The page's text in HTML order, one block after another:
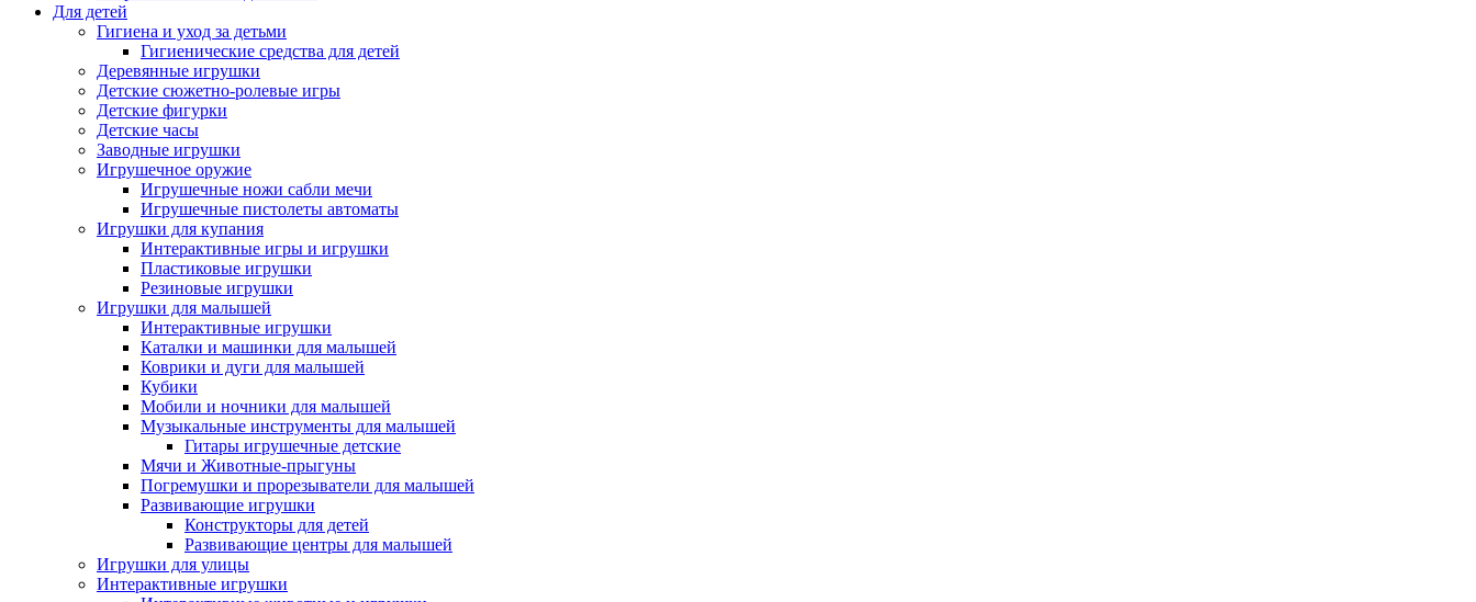
Для детей
Гигиена и уход за детьми
Гигиенические средства для детей
Деревянные игрушки
Детские сюжетно-ролевые игры
Детские фигурки
Детские часы
Заводные игрушки
Игрушечное оружие
Игрушечные ножи сабли мечи
Игрушечные пистолеты автоматы
Игрушки для купания
Интерактивные игры и игрушки
Пластиковые игрушки
Резиновые игрушки
Игрушки для малышей
Интерактивные игрушки
Каталки и машинки для малышей
Коврики и дуги для малышей
Кубики
Мобили и ночники для малышей
Музыкальные инструменты для малышей
Гитары игрушечные детские
Мячи и Животные-прыгуны
Погремушки и прорезыватели для малышей
Развивающие игрушки
Конструкторы для детей
Развивающие центры для малышей
Игрушки для улицы
Интерактивные игрушки